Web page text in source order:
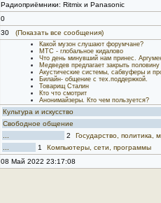
Радиоприёмники: Ritmix и Panasonic
0
30
(Показать все сообщения)
Какой музон слушают форумчане?
МТС - глобальное кидалово
Что день минувший нам принес.
Медведев предлагает закрыть
Акустические системы, сабвуферы и
Билайн- общение с тех.поддержкой.
Товарищ Сталин
Кто что смотрит
Анонимайзеры. Кто чем пользуется?
Культура и искусство
Свободное общение
2
Государство,
1
Компьютеры, сети, программы
08 Май 2022 23:17:08